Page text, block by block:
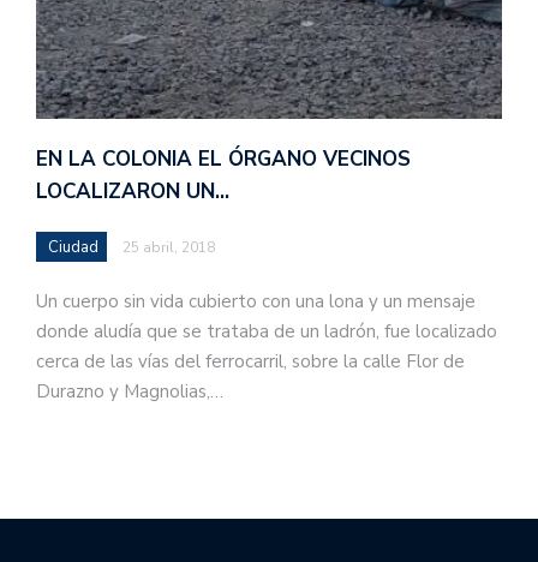
EN LA COLONIA EL ÓRGANO VECINOS
LOCALIZARON UN…
Ciudad 25 abril, 2018
Un cuerpo sin vida cubierto con una lona y un mensaje
donde aludía que se trataba de un ladrón, fue localizado
cerca de las vías del ferrocarril, sobre la calle Flor de
Durazno y Magnolias,…